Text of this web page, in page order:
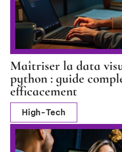
Maîtriser la data
python : guide
efficacement
High-Tech